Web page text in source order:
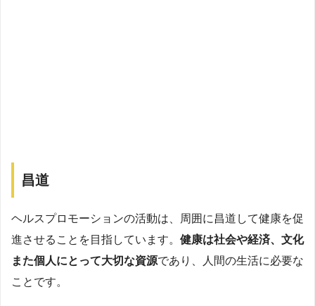
昌道
ヘルスプロモーションの活動は、周囲に昌道して健康を促
進させることを目指しています。 健康は社会や経済、文化
また個人にとって大切な資源であり、人間の生活に必要な
ことです。